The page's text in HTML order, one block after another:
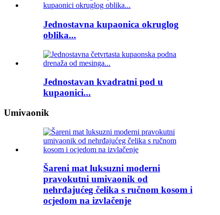
Jednostavna kupaonica okruglog
oblika...
Jednostavan kvadratni pod u
kupaonici...
Umivaonik
Šareni mat luksuzni moderni
pravokutni umivaonik od
nehrđajućeg čelika s ručnom kosom i
ocjedom na izvlačenje